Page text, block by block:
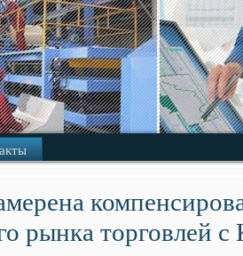
рынка торговлей